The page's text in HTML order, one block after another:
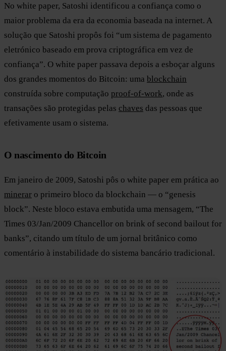
No white paper, Satoshi identificou a confiança como o
maior problema da era da economia baseada na internet. A
solução que Satoshi propôs foi “um sistema de pagamento
eletrónico baseado em prova criptográfica em vez de
confiança”. O white paper passava depois a esboçar alguns
dos grandes momentos do Bitcoin: uma blockchain
construída sobre computação proof-of-work, onde as
transações são protegidas pelas chaves das pessoas que
efetivamente usam o sistema.
O nascimento do Bitcoin
Em janeiro de 2009, Satoshi pôs o white paper em prática ao
minerar o primeiro bloco da blockchain — o “genesis
block”. Neste bloco estava embutida uma mensagem, “The
Times 03/Jan/2009 Chancellor on brink of second bailout for
banks”, citando um título de um jornal britânico como
comentário à instabilidade do sistema bancário tradicional.